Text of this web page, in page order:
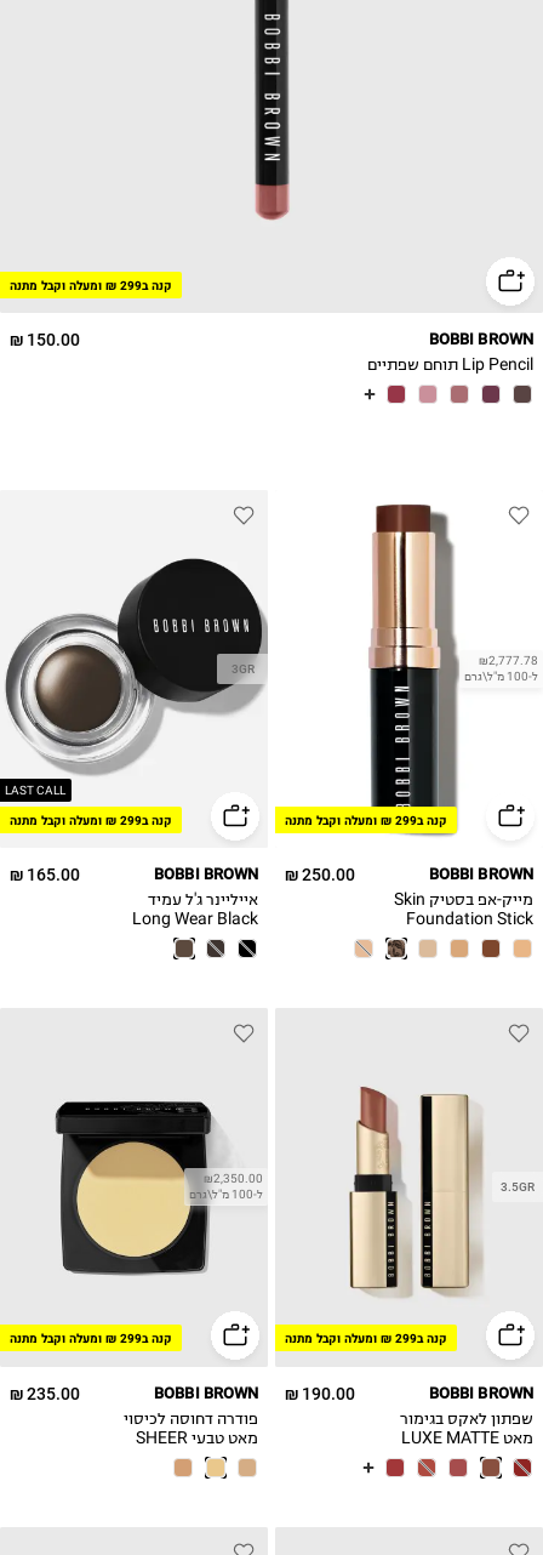
קנה ב299 ₪ ומעלה וקבל מתנה
150.00 ₪ BOBBI BROWN
Lip Pencil תוחם שפתיים
קנה ב299 ₪ ומעלה וקבל מתנה
₪2,777.78
ל-100 מ"ל\גרם
250.00 ₪ BOBBI BROWN
מייק-אפ בסטיק Skin
Foundation Stick
LAST CALL
קנה ב299 ₪ ומעלה וקבל מתנה
3GR
165.00 ₪ BOBBI BROWN
אייליינר ג'ל עמיד
Long Wear Black
Ink 3gm/.1oz
קנה ב299 ₪ ומעלה וקבל מתנה
3.5GR
190.00 ₪ BOBBI BROWN
שפתון לאקס בגימור
מאט LUXE MATTE
LIPSTICK
קנה ב299 ₪ ומעלה וקבל מתנה
₪2,350.00
ל-100 מ"ל\גרם
235.00 ₪ BOBBI BROWN
פודרה דחוסה לכיסוי
מאט טבעי SHEER
FINISH PRESSED
POWDER